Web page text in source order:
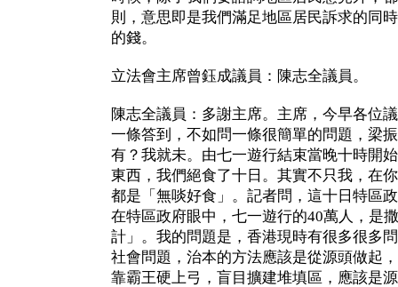
則，意思即是我們滿足地區居民訴求的同
的錢。
立法會主席曾鈺成議員：陳志全議員。
陳志全議員：多謝主席。主席，今早各位
一條答到，不如問一條很簡單的問題，梁
有？我就未。由七一遊行結束當晚十時開
東西，我們絕食了十日。其實不只我，在
都是「無啖好食」。記者問，這十日特區
在特區政府眼中，七一遊行的40萬人，是
計」。我的問題是，香港現時有很多很多
社會問題，治本的方法應該是從源頭做起
靠霸王硬上弓，盲目擴建堆填區，應該是